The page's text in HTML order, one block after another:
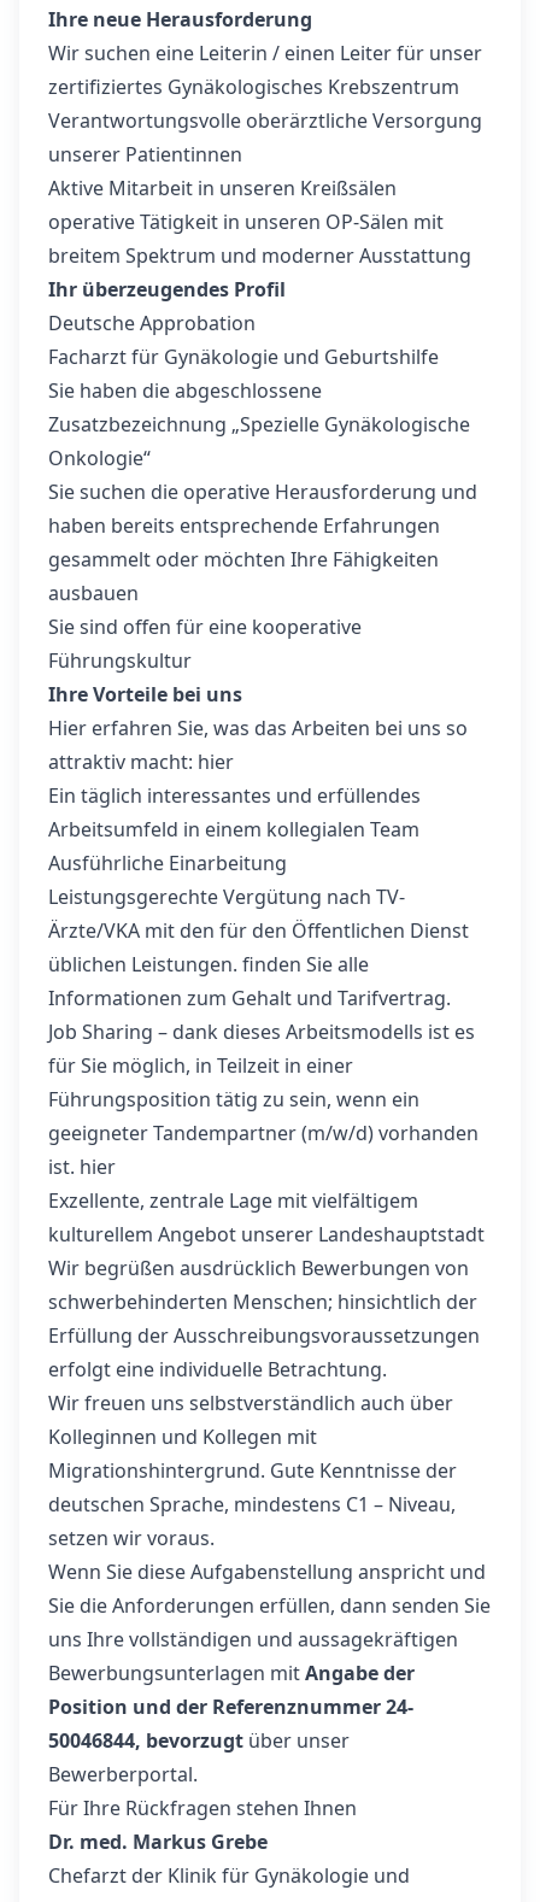
Ihre neue Herausforderung
Wir suchen eine Leiterin / einen Leiter für unser
zertifiziertes Gynäkologisches Krebszentrum
Verantwortungsvolle oberärztliche Versorgung
unserer Patientinnen
Aktive Mitarbeit in unseren Kreißsälen
operative Tätigkeit in unseren OP-Sälen mit
breitem Spektrum und moderner Ausstattung
Ihr überzeugendes Profil
Deutsche Approbation
Facharzt für Gynäkologie und Geburtshilfe
Sie haben die abgeschlossene
Zusatzbezeichnung „Spezielle Gynäkologische
Onkologie“
Sie suchen die operative Herausforderung und
haben bereits entsprechende Erfahrungen
gesammelt oder möchten Ihre Fähigkeiten
ausbauen
Sie sind offen für eine kooperative
Führungskultur
Ihre Vorteile bei uns
Hier erfahren Sie, was das Arbeiten bei uns so
attraktiv macht: hier
Ein täglich interessantes und erfüllendes
Arbeitsumfeld in einem kollegialen Team
Ausführliche Einarbeitung
Leistungsgerechte Vergütung nach TV-
Ärzte/VKA mit den für den Öffentlichen Dienst
üblichen Leistungen. finden Sie alle
Informationen zum Gehalt und Tarifvertrag.
Job Sharing – dank dieses Arbeitsmodells ist es
für Sie möglich, in Teilzeit in einer
Führungsposition tätig zu sein, wenn ein
geeigneter Tandempartner (m/w/d) vorhanden
ist. hier
Exzellente, zentrale Lage mit vielfältigem
kulturellem Angebot unserer Landeshauptstadt
Wir begrüßen ausdrücklich Bewerbungen von
schwerbehinderten Menschen; hinsichtlich der
Erfüllung der Ausschreibungsvoraussetzungen
erfolgt eine individuelle Betrachtung.
Wir freuen uns selbstverständlich auch über
Kolleginnen und Kollegen mit
Migrationshintergrund. Gute Kenntnisse der
deutschen Sprache, mindestens C1 – Niveau,
setzen wir voraus.
Wenn Sie diese Aufgabenstellung anspricht und
Sie die Anforderungen erfüllen, dann senden Sie
uns Ihre vollständigen und aussagekräftigen
Bewerbungsunterlagen mitAngabe der
Position und der Referenznummer 24-
50046844, bevorzugt über unser
Bewerberportal.
Für Ihre Rückfragen stehen Ihnen
Dr. med. Markus Grebe
Chefarzt der Klinik für Gynäkologie und